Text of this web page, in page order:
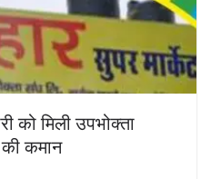
को मिली उपभोक्ता
की कमान